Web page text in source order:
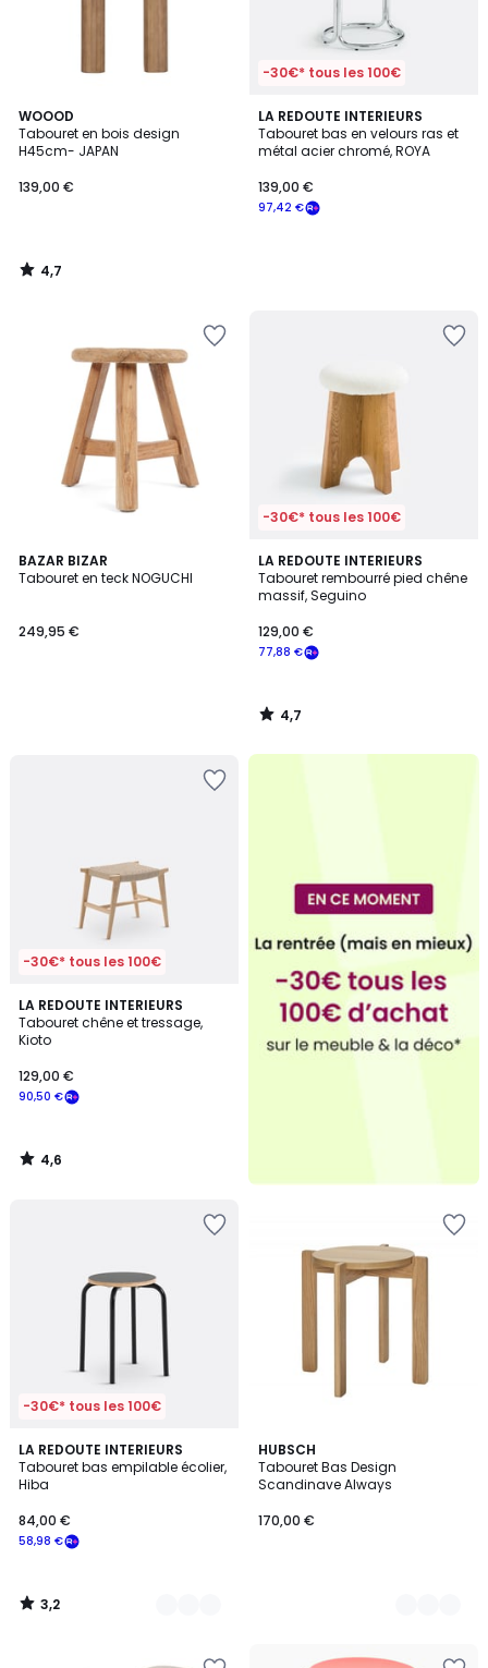
WOOOD
Tabouret en bois design
H45cm- JAPAN
€.
139,00 €
4,7
/ 5
4,7
/
-30€* tous les 100€
LA REDOUTE INTERIEURS
Tabouret bas en velours ras et
métal acier chromé, ROYA
97,42 €
139,00 €
BAZAR BIZAR
Tabouret en teck NOGUCHI
249,95 €
-30€* tous les 100€
LA REDOUTE INTERIEURS
Tabouret rembourré pied chêne
massif, Seguino
77,88 €
129,00 €
4,7
/ 5
4,7
/
-30€* tous les 100€
LA REDOUTE INTERIEURS
Tabouret chêne et tressage,
Kioto
90,50 €
129,00 €
4,6
/ 5
4,6
/
-30€* tous les 100€
LA REDOUTE INTERIEURS
Tabouret bas empilable écolier,
Hiba
58,98 €
84,00 €
3,2
/ 5
2
Couleurs
3,2
/
HUBSCH
Tabouret Bas Design
Scandinave Always
170,00 €
4
Couleurs